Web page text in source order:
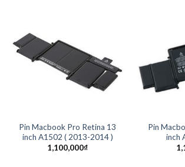
Pin Macbook Pro Retina 13
inch A1502 ( 2013-2014 )
1,100,000₫
Pin
inch